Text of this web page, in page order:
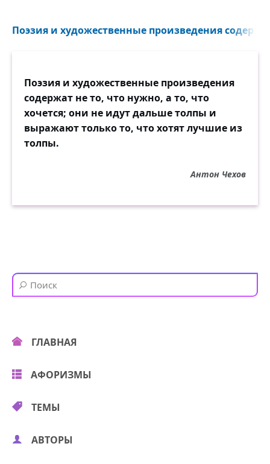
Поэзия и художественные произведения
Поэзия и художественные произведения
содержат не то, что нужно, а то, что
хочется; они не идут дальше толпы и
выражают только то, что хотят лучшие из
толпы.
Антон Чехов
ГЛАВНАЯ
АФОРИЗМЫ
ТЕМЫ
АВТОРЫ